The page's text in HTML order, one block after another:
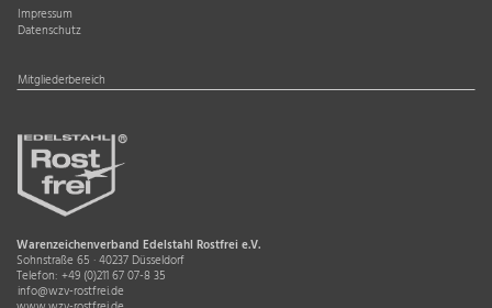
Impressum
Datenschutz
Mitgliederbereich
Warenzeichenverband Edelstahl Rostfrei e.V.
Sohnstraße 65 · 40237 Düsseldorf
Telefon: +49 (0)211 67 07-8 35
info@wzv-rostfrei.de